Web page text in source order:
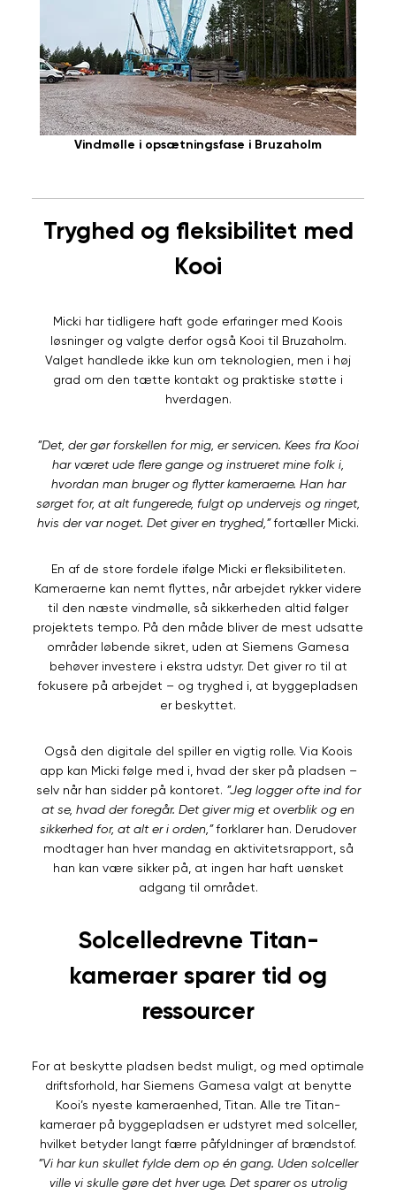
Vindmølle i opsætningsfase i Bruzaholm
Tryghed og fleksibilitet med
Kooi
Micki har tidligere haft gode erfaringer med Koois
løsninger og valgte derfor også Kooi til Bruzaholm.
Valget handlede ikke kun om teknologien, men i høj
grad om den tætte kontakt og praktiske støtte i
hverdagen.
”Det, der gør forskellen for mig, er servicen. Kees fra Kooi
har været ude flere gange og instrueret mine folk i,
hvordan man bruger og flytter kameraerne. Han har
sørget for, at alt fungerede, fulgt op undervejs og ringet,
hvis der var noget. Det giver en tryghed,”fortæller Micki.
En af de store fordele ifølge Micki er fleksibiliteten.
Kameraerne kan nemt flyttes, når arbejdet rykker videre
til den næste vindmølle, så sikkerheden altid følger
projektets tempo. På den måde bliver de mest udsatte
områder løbende sikret, uden at Siemens Gamesa
behøver investere i ekstra udstyr. Det giver ro til at
fokusere på arbejdet – og tryghed i, at byggepladsen
er beskyttet.
Også den digitale del spiller en vigtig rolle. Via Koois
app kan Micki følge med i, hvad der sker på pladsen –
selv når han sidder på kontoret. ”Jeg logger ofte ind for
at se, hvad der foregår. Det giver mig et overblik og en
sikkerhed for, at alt er i orden,”forklarer han. Derudover
modtager han hver mandag en aktivitetsrapport, så
han kan være sikker på, at ingen har haft uønsket
adgang til området.
Solcelledrevne Titan-
kameraer sparer tid og
ressourcer
For at beskytte pladsen bedst muligt, og med optimale
driftsforhold, har Siemens Gamesa valgt at benytte
Kooi’s nyeste kameraenhed, Titan. Alle tre Titan-
kameraer på byggepladsen er udstyret med solceller,
hvilket betyder langt færre påfyldninger af brændstof.
”Vi har kun skullet fylde dem op én gang. Uden solceller
ville vi skulle gøre det hver uge. Det sparer os utrolig